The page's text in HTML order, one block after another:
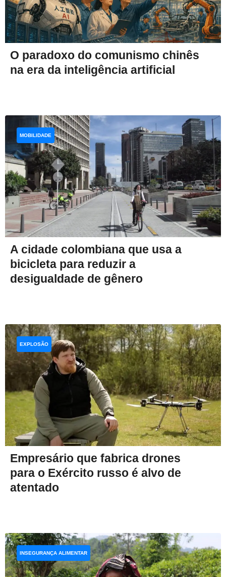
O paradoxo do comunismo chinês
na era da inteligência artificial
A cidade colombiana que usa a
bicicleta para reduzir a
desigualdade de gênero
MOBILIDADE
Empresário que fabrica drones
para o Exército russo é alvo de
atentado
EXPLOSÃO
INSEGURANÇA ALIMENTAR